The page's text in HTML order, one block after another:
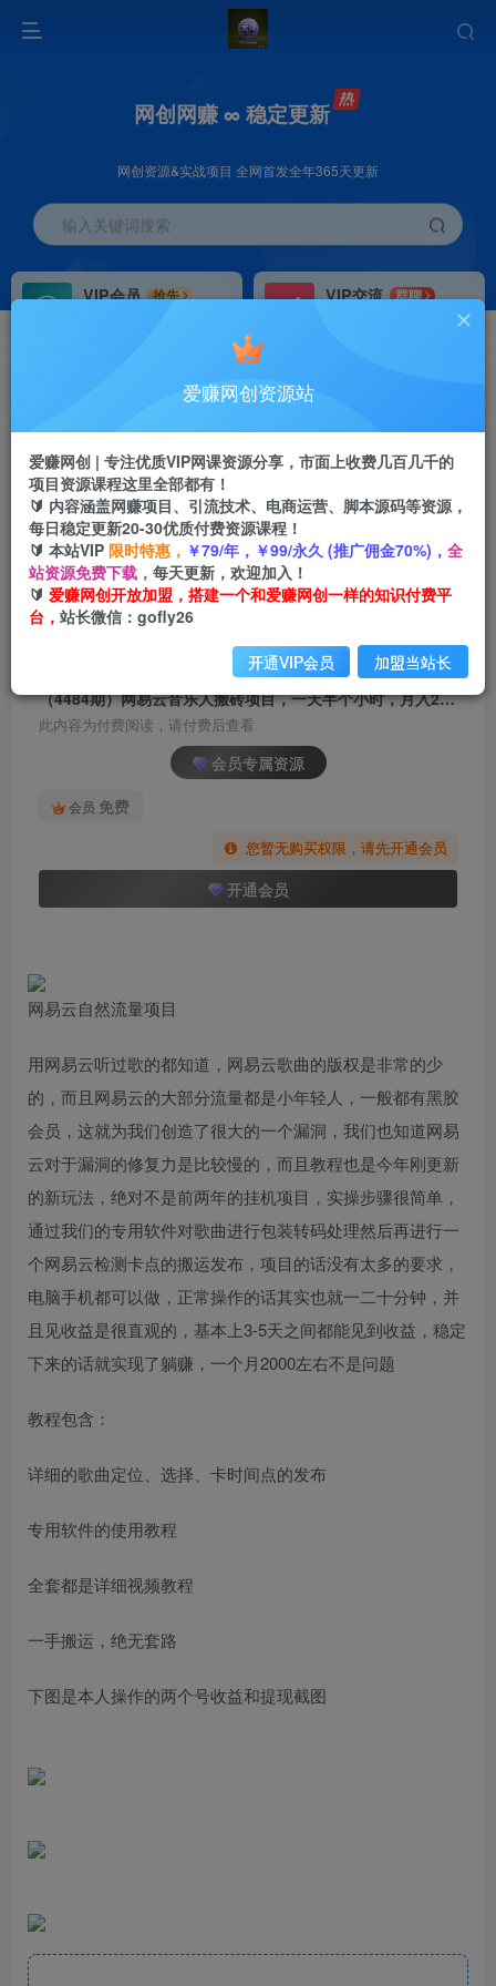
网创网赚 ∞ 稳定更新
网创资源&实战项目 全网首发全年365天更新
输入关键词搜索
VIP会员
抢先
VIP交流
群聊
研究探讨更多创业项目路子。
会员专属推广链接
首页 创业课程 会员专属 正文
（4484期）网易云音乐人搬砖项目，一天半个小
时，月入2000+(伪原创脚本+详细玩法教程)
爱赚网创
2年前发布
关注 私信
（4484期）网易云音乐人搬砖项目，一天半个小时，月入2000+(伪原创脚本+详细玩法教程)
此内容为付费阅读，请付费后查看
会员专属资源
会员 免费
您暂无购买权限，请先开通会员
开通会员
网易云自然流量项目
用网易云听过歌的都知道，网易云歌曲的版权是非常的少
的，而且网易云的大部分流量都是小年轻人，一般都有黑胶
会员，这就为我们创造了很大的一个漏洞，我们也知道网易
云对于漏洞的修复力是比较慢的，而且教程也是今年刚更新
的新玩法，绝对不是前两年的挂机项目，实操步骤很简单，
通过我们的专用软件对歌曲进行包装转码处理然后再进行一
个网易云检测卡点的搬运发布，项目的话没有太多的要求，
电脑手机都可以做，正常操作的话其实也就一二十分钟，并
且见收益是很直观的，基本上3-5天之间都能见到收益，稳定
下来的话就实现了躺赚，一个月2000左右不是问题
教程包含：
详细的歌曲定位、选择、卡时间点的发布
专用软件的使用教程
全套都是详细视频教程
一手搬运，绝无套路
下图是本人操作的两个号收益和提现截图
爱赚网创资源站
爱赚网创 | 专注优质VIP网课资源分享，市面上收费几百几千的
项目资源课程这里全部都有！
🔰 内容涵盖网赚项目、引流技术、电商运营、脚本源码等资源，
每日稳定更新20-30优质付费资源课程！
🔰 本站VIP 限时特惠， ￥79/年，￥99/永久 (推广佣金70%)， 全
站资源免费下载， 每天更新，欢迎加入！
🔰 爱赚网创开放加盟，搭建一个和爱赚网创一样的知识付费平
台， 站长微信：gofly26
开通VIP会员 加盟当站长